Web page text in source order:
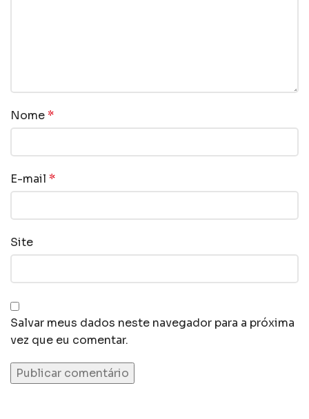
Nome*
E-mail *
Site
Salvar meus dados neste navegador para a próxima
vez que eu comentar.